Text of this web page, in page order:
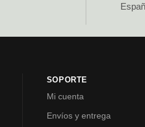
SOPORTE
Mi cuenta
Envíos y entrega